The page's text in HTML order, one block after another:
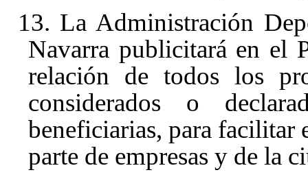
13. La Administración
Navarra publicitará en el
relación de todos los
considerados o
beneficiarias, para facilitar
parte de empresas y de la